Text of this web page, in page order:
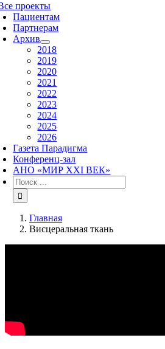
проекты
Пациентам
Партнерам
Архив
2018
2019
2020
2021
2022
2023
2024
2025
2026
Газета Парадигма
Конференц-зал
АНО «МИР XXI ВЕК»
Результат
поиска:
Главная
Висцеральная ткань